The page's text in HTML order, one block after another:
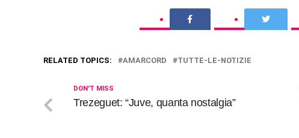
RELATED TOPICS: AMARCORD TUTTE-LE-NOTIZIE
DON'T MISS
Trezeguet: “Juve, quanta nostalgia”